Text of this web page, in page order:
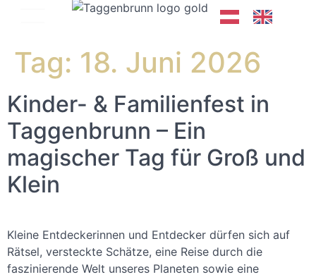
Tag: 18. Juni 2026
Kinder- & Familienfest in
Taggenbrunn – Ein
magischer Tag für Groß und
Klein
Kleine Entdeckerinnen und Entdecker dürfen sich auf
Rätsel, versteckte Schätze, eine Reise durch die
faszinierende Welt unseres Planeten sowie eine